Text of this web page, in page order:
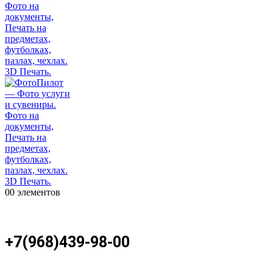
00 элементов
+7(968)439-98-00